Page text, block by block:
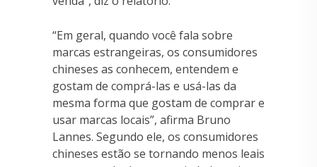
“Em geral, quando você fala sobre
marcas estrangeiras, os consumidores
chineses as conhecem, entendem e
gostam de comprá-las e usá-las da
mesma forma que gostam de comprar e
usar marcas locais”, afirma Bruno
Lannes. Segundo ele, os consumidores
chineses estão se tornando menos leais